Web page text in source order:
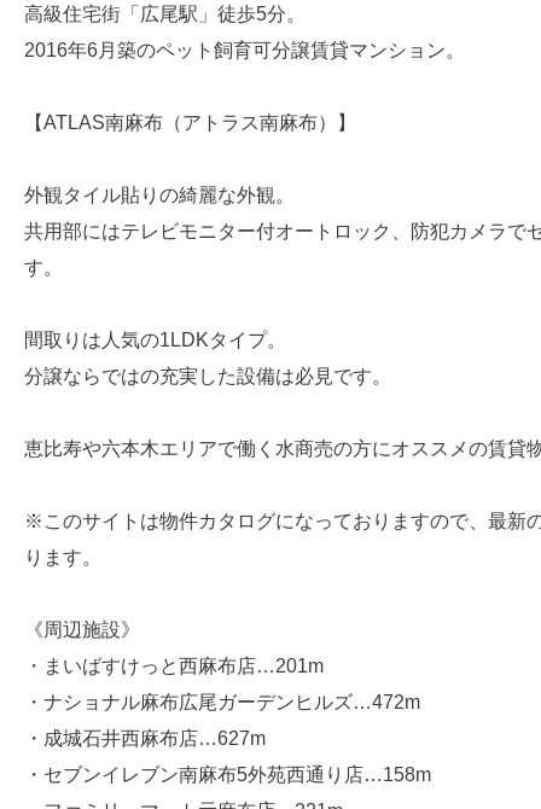
高級住宅街「広尾駅」徒歩5分。
2016年6月築のペット飼育可分譲賃貸マンション。
【ATLAS南麻布（アトラス南麻布）】
外観タイル貼りの綺麗な外観。
共用部にはテレビモニター付オートロック、防犯カメラで
す。
間取りは人気の1LDKタイプ。
分譲ならではの充実した設備は必見です。
恵比寿や六本木エリアで働く水商売の方にオススメの賃貸
※このサイトは物件カタログになっておりますので、最新
ります。
《周辺施設》
・まいばすけっと西麻布店…201m
・ナショナル麻布広尾ガーデンヒルズ…472m
・成城石井西麻布店…627m
・セブンイレブン南麻布5外苑西通り店…158m